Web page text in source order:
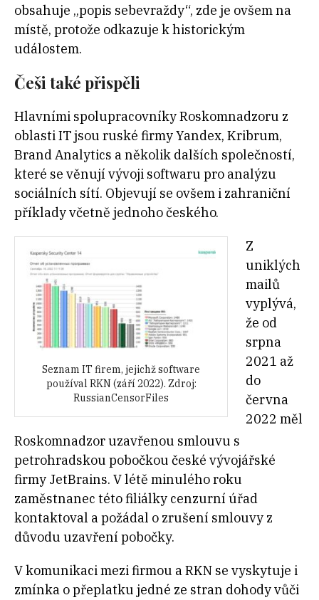
obsahuje „popis sebevraždy“, zde je ovšem na
místě, protože odkazuje k historickým
událostem.
Češi také přispěli
Hlavními spolupracovníky Roskomnadzoru z
oblasti IT jsou ruské firmy Yandex, Kribrum,
Brand Analytics a několik dalších společností,
které se věnují vývoji softwaru pro analýzu
sociálních sítí. Objevují se ovšem i zahraniční
příklady včetně jednoho českého.
Seznam IT firem, jejichž software
používal RKN (září 2022). Zdroj:
RussianCensorFiles
Z
uniklých
mailů
vyplývá,
že od
srpna
2021 až
do
června
2022 měl
Roskomnadzor uzavřenou smlouvu s
petrohradskou pobočkou české vývojářské
firmy JetBrains. V létě minulého roku
zaměstnanec této filiálky cenzurní úřad
kontaktoval a požádal o zrušení smlouvy z
důvodu uzavření pobočky.
V komunikaci mezi firmou a RKN se vyskytuje i
zmínka o přeplatku jedné ze stran dohody vůči